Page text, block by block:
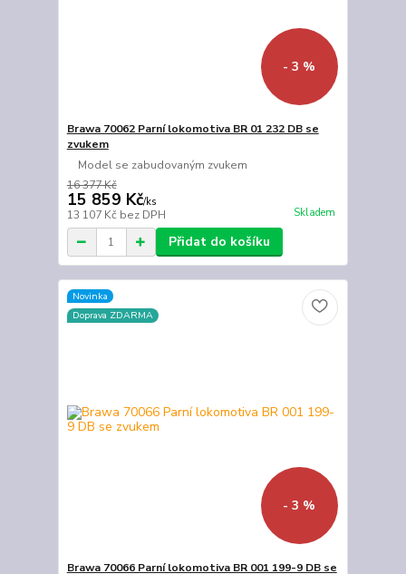
- 3 %
Brawa 70062 Parní lokomotiva BR 01 232 DB se
zvukem
Model se zabudovaným zvukem
16 377 Kč
15 859 Kč/ks
13 107 Kč bez DPH Skladem
Přidat do košíku
Novinka
Doprava ZDARMA
- 3 %
Brawa 70066 Parní lokomotiva BR 001 199-9 DB se